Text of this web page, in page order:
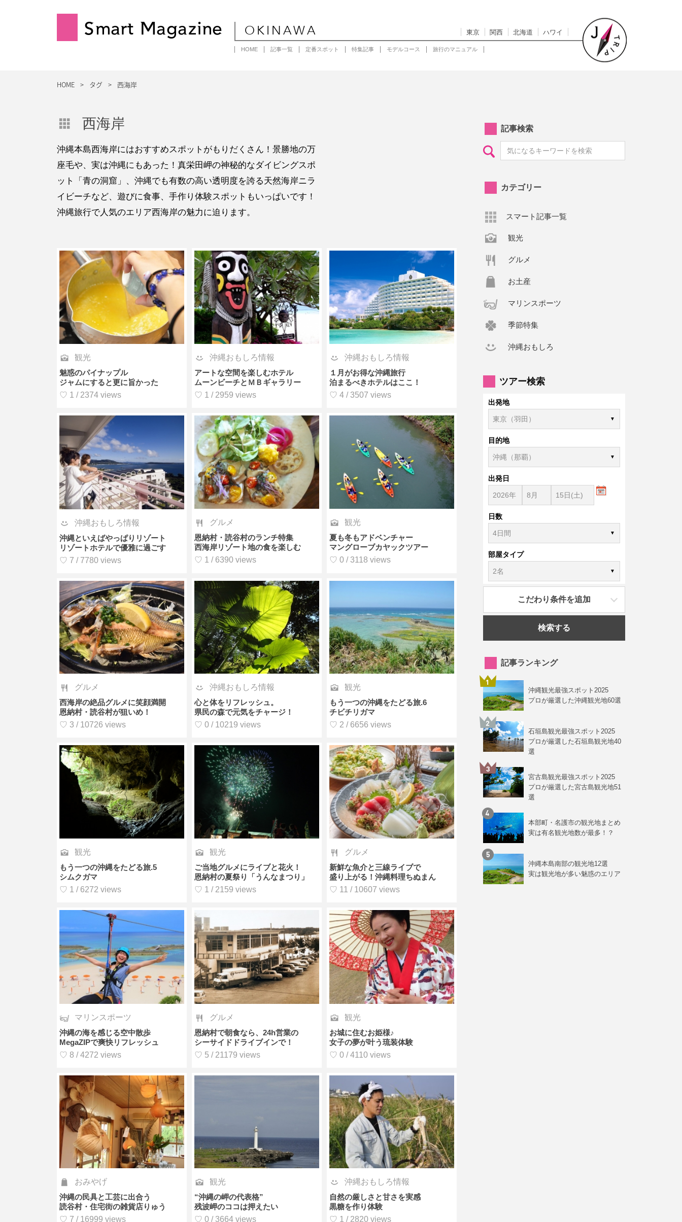
Smart Magazine OKINAWA 東京 関西 北海道 ハワイ
HOME 記事一覧 定番スポット 特集記事 モデルコース 旅行のマニュアル
HOME タグ 西海岸
西海岸
沖縄本島西海岸にはおすすめスポットがもりだくさん！景勝地の万
座毛や、実は沖縄にもあった！真栄田岬の神秘的なダイビングスポ
ット「青の洞窟」、沖縄でも有数の高い透明度を誇る天然海岸ニラ
イビーチなど、遊びに食事、手作り体験スポットもいっぱいです！
沖縄旅行で人気のエリア西海岸の魅力に迫ります。
観光
魅惑のパイナップル
ジャムにすると更に旨かった
♡ 1 / 2374 views
沖縄おもしろ情報
アートな空間を楽しむホテル
ムーンビーチとＭＢギャラリー
♡ 1 / 2959 views
沖縄おもしろ情報
１月がお得な沖縄旅行
泊まるべきホテルはここ！
♡ 4 / 3507 views
沖縄おもしろ情報
沖縄といえばやっぱりリゾート
リゾートホテルで優雅に過ごす
♡ 7 / 7780 views
グルメ
恩納村・読谷村のランチ特集
西海岸リゾート地の食を楽しむ
♡ 1 / 6390 views
観光
夏も冬もアドベンチャー
マングローブカヤックツアー
♡ 0 / 3118 views
グルメ
西海岸の絶品グルメに笑顔満開
恩納村・読谷村が狙いめ！
♡ 3 / 10726 views
沖縄おもしろ情報
心と体をリフレッシュ。
県民の森で元気をチャージ！
♡ 0 / 10219 views
観光
もう一つの沖縄をたどる旅.6
チビチリガマ
♡ 2 / 6656 views
観光
もう一つの沖縄をたどる旅.5
シムクガマ
♡ 1 / 6272 views
観光
ご当地グルメにライブと花火！
恩納村の夏祭り「うんなまつり」
♡ 1 / 2159 views
グルメ
新鮮な魚介と三線ライブで
盛り上がる！沖縄料理ちぬまん
♡ 11 / 10607 views
マリンスポーツ
沖縄の海を感じる空中散歩
MegaZIPで爽快リフレッシュ
♡ 8 / 4272 views
グルメ
恩納村で朝食なら、24h営業の
シーサイドドライブインで！
♡ 5 / 21179 views
観光
お城に住むお姫様♪
女子の夢が叶う琉装体験
♡ 0 / 4110 views
おみやげ
沖縄の民具と工芸に出合う
読谷村・住宅街の雑貨店りゅう
♡ 7 / 16999 views
観光
“沖縄の岬の代表格”
残波岬のココは押えたい
♡ 0 / 3664 views
沖縄おもしろ情報
自然の厳しさと甘さを実感
黒糖を作り体験
♡ 1 / 2820 views
記事検索
カテゴリー
スマート記事一覧
観光
グルメ
お土産
マリンスポーツ
季節特集
沖縄おもしろ
ツアー検索
出発地
目的地
出発日
日数
部屋タイプ
こだわり条件を追加
検索する
記事ランキング
沖縄観光最強スポット2025
プロが厳選した沖縄観光地60選
石垣島観光最強スポット2025
プロが厳選した石垣島観光地40
選
宮古島観光最強スポット2025
プロが厳選した宮古島観光地51
選
本部町・名護市の観光地まとめ
実は有名観光地数が最多！？
沖縄本島南部の観光地12選
実は観光地が多い魅惑のエリア